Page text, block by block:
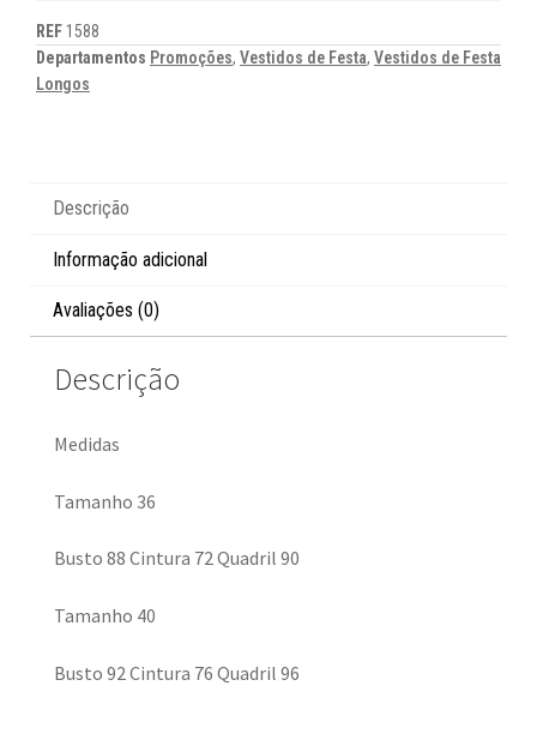
REF 1588
Departamentos Promoções, Vestidos de Festa, Vestidos de Festa
Longos
Descrição
Informação adicional
Avaliações (0)
Descrição
Medidas
Tamanho 36
Busto 88 Cintura 72 Quadril 90
Tamanho 40
Busto 92 Cintura 76 Quadril 96